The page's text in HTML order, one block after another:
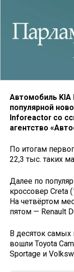
Автомобиль KIA
популярной
Inforeactor со
агентство
По итогам
22,3 тыс. таких
Далее по
кроссовер Creta
На четвёртом
пятом — Renault
В десяток
вошли Toyota
Sportage и